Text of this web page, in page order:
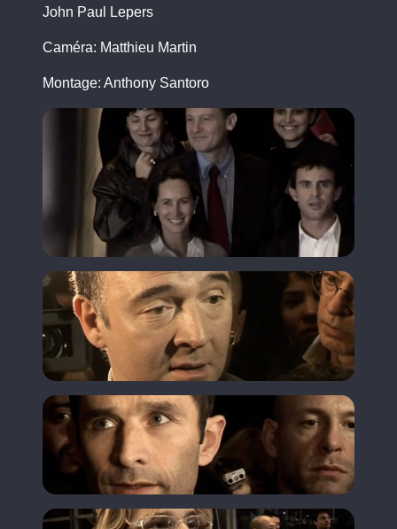
John Paul Lepers
Caméra: Matthieu Martin
Montage: Anthony Santoro